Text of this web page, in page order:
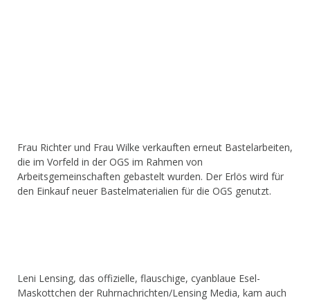
Frau Richter und Frau Wilke verkauften erneut Bastelarbeiten,
die im Vorfeld in der OGS im Rahmen von
Arbeitsgemeinschaften gebastelt wurden. Der Erlös wird für
den Einkauf neuer Bastelmaterialien für die OGS genutzt.
Leni Lensing, das offizielle, flauschige, cyanblaue Esel-
Maskottchen der Ruhrnachrichten/Lensing Media, kam auch